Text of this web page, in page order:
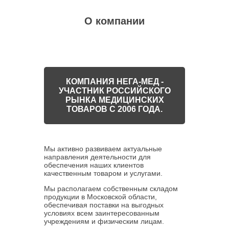
О компании
КОМПАНИЯ НЕГА-МЕД -
УЧАСТНИК РОССИЙСКОГО
РЫНКА МЕДИЦИНСКИХ
ТОВАРОВ С 2006 ГОДА.
Мы активно развиваем актуальные
направления деятельности для
обеспечения наших клиентов
качественным товаром и услугами.
Мы располагаем собственным складом
продукции в Московской области,
обеспечивая поставки на выгодных
условиях всем заинтересованным
учреждениям и физическим лицам.